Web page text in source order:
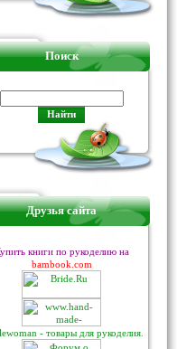
Поиск
Друзья сайта
книги по рукоделию на
bambook.com
- товары для рукоделия.